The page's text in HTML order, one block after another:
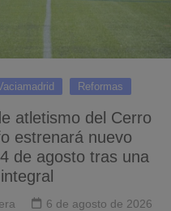
Reformas
atletismo del Cerro
estrenará nuevo
de agosto tras una
6 de agosto de 2026